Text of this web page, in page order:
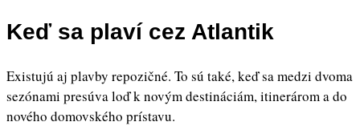
Keď sa plaví cez Atlantik
Existujú aj plavby repozičné. To sú také, keď sa medzi dvoma
sezónami presúva loď k novým destináciám, itinerárom a do
nového domovského prístavu.